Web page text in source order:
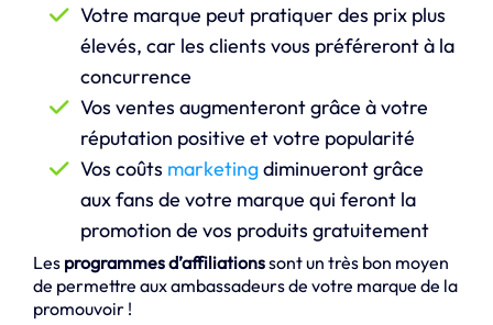
Votre marque peut pratiquer des prix plus
élevés, car les clients vous préféreront à la
concurrence
Vos ventes augmenteront grâce à votre
réputation positive et votre popularité
Vos coûts marketingdiminueront grâce
aux fans de votre marque qui feront la
promotion de vos produits gratuitement
Les programmes d’affiliationssont un très bon moyen
de permettre aux ambassadeurs de votre marque de la
promouvoir !